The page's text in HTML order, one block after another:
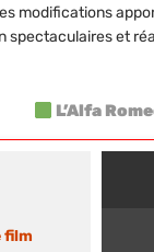
modifications
spectaculaires et
L’Alfa
film